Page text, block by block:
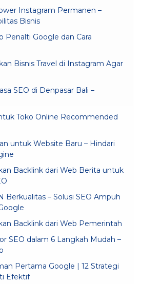
Instagram Permanen –
Bisnis
Penalti Google dan Cara
Bisnis Travel di Instagram Agar
SEO di Denpasar Bali –
Toko Online Recommended
untuk Website Baru – Hindari
Backlink dari Web Berita untuk
Berkualitas – Solusi SEO Ampuh
Backlink dari Web Pemerintah
SEO dalam 6 Langkah Mudah –
Pertama Google | 12 Strategi
Efektif